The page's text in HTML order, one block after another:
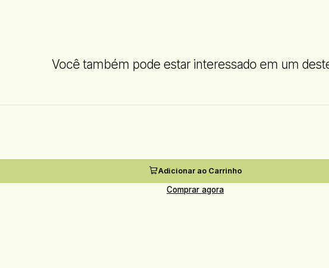
Você também pode estar interessado em um
Adicionar ao Carrinho
Comprar agora